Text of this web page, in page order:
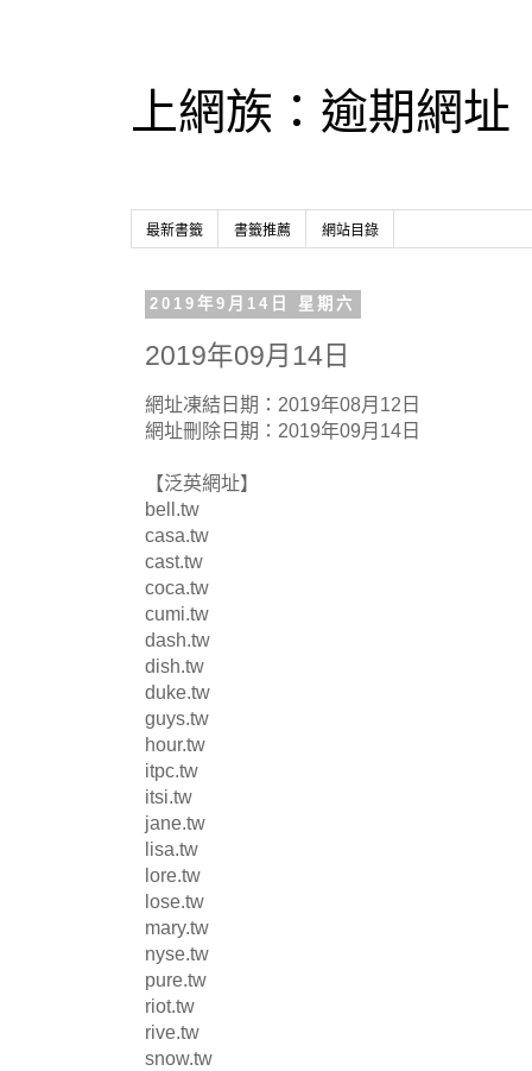
上網族：逾期網址
最新書籤 書籤推薦 網站目錄
2019年9月14日 星期六
2019年09月14日
網址凍結日期：2019年08月12日
網址刪除日期：2019年09月14日
【泛英網址】
bell.tw
casa.tw
cast.tw
coca.tw
cumi.tw
dash.tw
dish.tw
duke.tw
guys.tw
hour.tw
itpc.tw
itsi.tw
jane.tw
lisa.tw
lore.tw
lose.tw
mary.tw
nyse.tw
pure.tw
riot.tw
rive.tw
snow.tw